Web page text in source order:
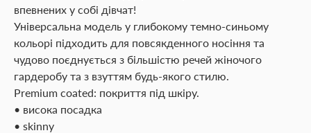
впевнених у собі дівчат!
Універсальна модель у глибокому темно-синьому
кольорі підходить для повсякденного носіння та
чудово поєднується з більшістю речей жіночого
гардеробу та з взуттям будь-якого стилю.
Premium coated: покриття під шкіру.
• висока посадка
• skinny